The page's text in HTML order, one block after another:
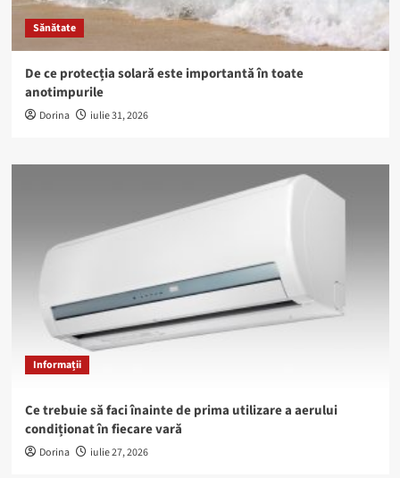
Sănătate
De ce protecția solară este importantă în toate
anotimpurile
Dorina iulie 31, 2026
Informații
Ce trebuie să faci înainte de prima utilizare a aerului
condiționat în fiecare vară
Dorina iulie 27, 2026